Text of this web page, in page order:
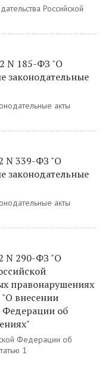
Российской
N 185-ФЗ "О
законодательные
акты
N 339-ФЗ "О
законодательные
акты
N 290-ФЗ "О
правонарушениях
"О внесении
Федерации об
Федерации об
1